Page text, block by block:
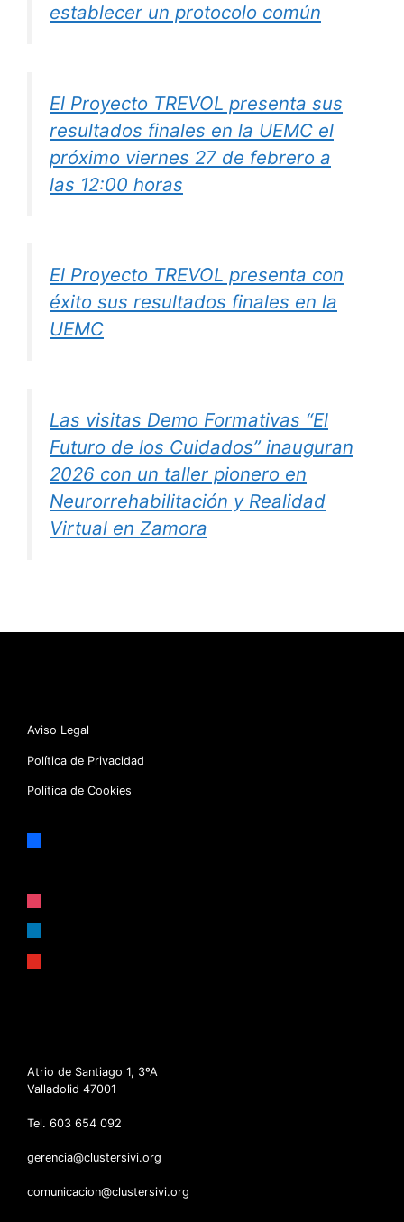
establecer un protocolo común
El Proyecto TREVOL presenta sus
resultados finales en la UEMC el
próximo viernes 27 de febrero a
las 12:00 horas
El Proyecto TREVOL presenta con
éxito sus resultados finales en la
UEMC
Las visitas Demo Formativas “El
Futuro de los Cuidados” inauguran
2026 con un taller pionero en
Neurorrehabilitación y Realidad
Virtual en Zamora
Aviso Legal
Política de Privacidad
Política de Cookies
facebook
instagram
linkedin
youtube
Atrio de Santiago 1, 3ºA
Valladolid 47001
Tel. 603 654 092
gerencia@clustersivi.org
comunicacion@clustersivi.org